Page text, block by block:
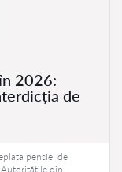
2026:
de
pensiei de
Autoritățile din